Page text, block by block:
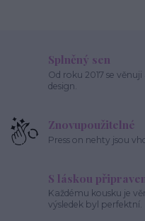
Splněný sen
Od roku 2017 se
design.
Znovupoužitelné
Press on nehty jsou
S láskou
Každému kousku je
výsledek byl perfektní.